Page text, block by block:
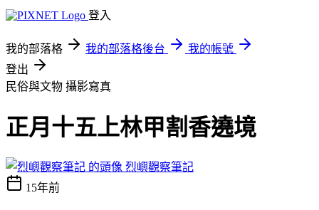
登入
我的部落格 我的部落格後台
我的帳號
登出
民俗與文物 攝影寫真
正月十五上林甲割香遶境
烈嶼觀察筆記
15年前